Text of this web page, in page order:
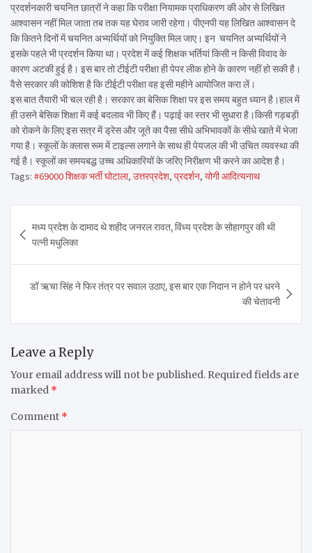
प्रदर्शनकारी चयनित छात्रों ने कहा कि परीक्षा नियामक प्राधिकरण की ओर से लिखित
आश्वासन नहीं मिल जाता तब तक यह घेराव जारी रहेगा। पीएनपी यह लिखित आश्वासन दे
कि कितने दिनों में चयनित अभ्यर्थियों को नियुक्ति मिल जाए। इन चयनित अभ्यर्थियों ने
इसके पहले भी प्रदर्शन किया था। प्रदेश में कई शिक्षक भर्तियां किसी न किसी विवाद के
कारण अटकी हुई है। इस बार तो टीईटी परीक्षा ही पेपर लीक होने के कारण नहीं हो सकी है।
वैसे सरकार की कोशिश है कि टीईटी परीक्षा वह इसी महीने आयोजित करा लें।
इस बात तैयारी भी चल रही है। सरकार का बेसिक शिक्षा पर इस समय बहुत ध्यान है।हाल में
ही उसने बेसिक शिक्षा में कई बदलाव भी किए हैं। पढ़ाई का स्तर भी सुधारा है।किसी गड़बड़ी
को रोकने के लिए इस सत्र में ड्रेस और जूते का पैसा सीधे अभिभावकों के सीधे खाते में भेजा
गया है। स्कूलों के क्लास रूम में टाइल्स लगाने के साथ ही पेयजल की भी उचित व्यवस्था की
गई है। स्कूलों का समयबद्ध उच्च अधिकारियों के जरिए निरीक्षण भी करने का आदेश है।
Tags: #69000 शिक्षक भर्ती घोटाला, उत्तरप्रदेश, प्रदर्शन, योगी आदित्यनाथ
navigation
मध्य प्रदेश के दामाद थे शहीद जनरल रावत, विंध्य प्रदेश के सोहागपुर की थी
पत्नी मधुलिका
डॉ ऋचा सिंह ने फिर तंत्र पर सवाल उठाए, इस बार एक निदान न होने पर धरने
की चेतावनी
Leave a Reply
Your email address will not be published. Required fields are
marked *
Comment *